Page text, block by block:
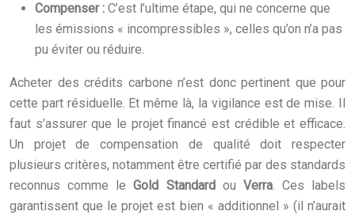
Compenser : C’est l’ultime étape, qui ne concerne que
les émissions « incompressibles », celles qu’on n’a pas
pu éviter ou réduire.
Acheter des crédits carbone n’est donc pertinent que pour
cette part résiduelle. Et même là, la vigilance est de mise. Il
faut s’assurer que le projet financé est crédible et efficace.
Un projet de compensation de qualité doit respecter
plusieurs critères, notamment être certifié par des standards
reconnus comme leGold Standardou Verra. Ces labels
garantissent que le projet est bien « additionnel » (il n’aurait